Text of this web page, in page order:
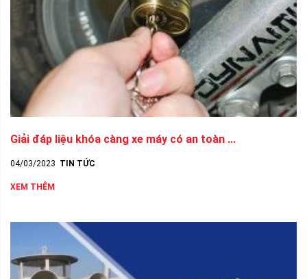
Giải đáp liệu khóa càng xe máy có an toàn ...
04/03/2023 TIN TỨC
XEM THÊM